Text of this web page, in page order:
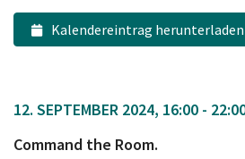
Kalendereintrag herunterladen
12. SEPTEMBER 2024, 16:00 -
Command the Room.